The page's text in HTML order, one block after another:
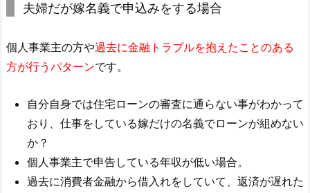
夫婦だが嫁名義で申込みをする場合
個人事業主の方や過去に金融トラブルを抱えたことのある
方が行うパターンです。
自分自身では住宅ローンの審査に通らない事がわかって
おり、仕事をしている嫁だけの名義でローンが組めない
か？
個人事業主で申告している年収が低い場合。
過去に消費者金融から借入れをしていて、返済が遅れた